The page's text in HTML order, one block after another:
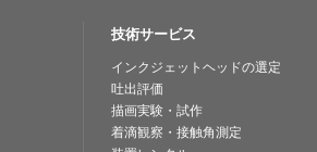
技術サービス
インクジェットヘッドの選定
吐出評価
描画実験・試作
着滴観察・接触角測定